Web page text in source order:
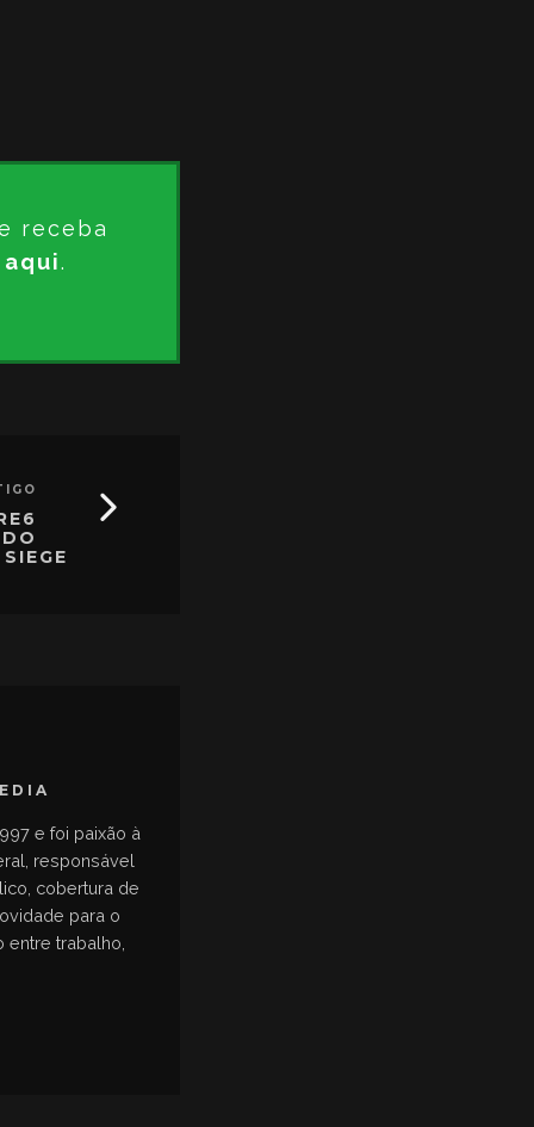
receba
.
SIEGE
e foi paixão à
responsável
cobertura de
para o
trabalho,